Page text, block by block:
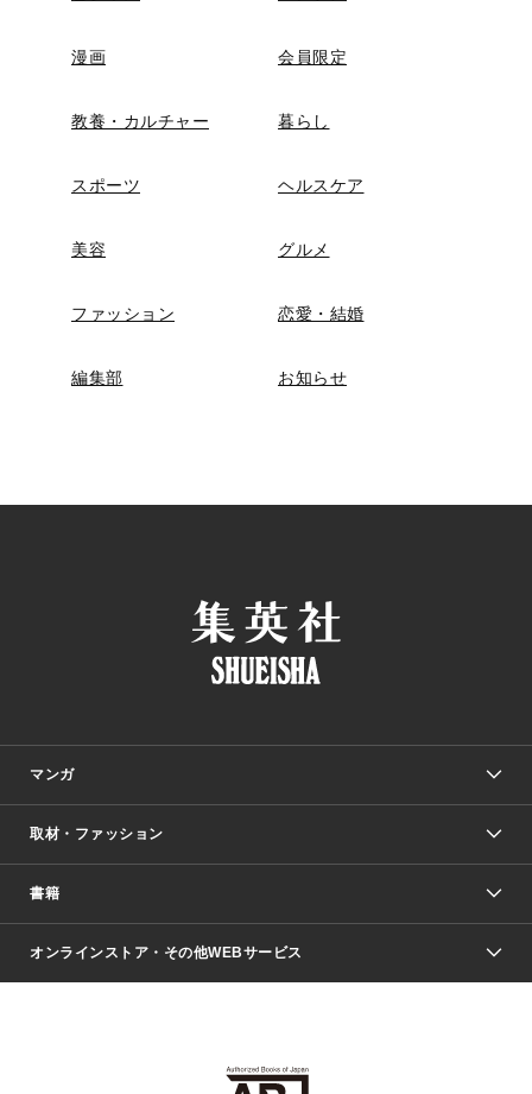
漫画 会員限定
教養・カルチャー 暮らし
スポーツ ヘルスケア
美容 グルメ
ファッション 恋愛・結婚
編集部 お知らせ
マンガ
少年マンガ
Vジャンプ
週刊ヤングジャンプ
少女マンガ
取材・ファッション
Seventeen
芸能・情報・スポーツ
書籍
文芸・文庫・総合
ライトノベル・ノベライズ
オンラインストア・その他WEBサービス